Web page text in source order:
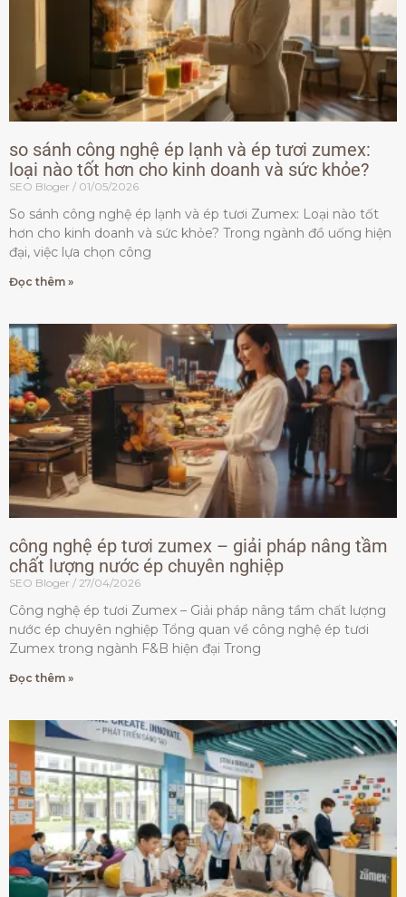
so sánh công nghệ ép lạnh và ép tươi zumex:
loại nào tốt hơn cho kinh doanh và sức khỏe?
SEO Bloger 01/05/2026
So sánh công nghệ ép lạnh và ép tươi Zumex: Loại nào tốt
hơn cho kinh doanh và sức khỏe? Trong ngành đồ uống hiện
đại, việc lựa chọn công
Đọc thêm »
công nghệ ép tươi zumex – giải pháp nâng tầm
chất lượng nước ép chuyên nghiệp
SEO Bloger 27/04/2026
Công nghệ ép tươi Zumex – Giải pháp nâng tầm chất lượng
nước ép chuyên nghiệp Tổng quan về công nghệ ép tươi
Zumex trong ngành F&B hiện đại Trong
Đọc thêm »